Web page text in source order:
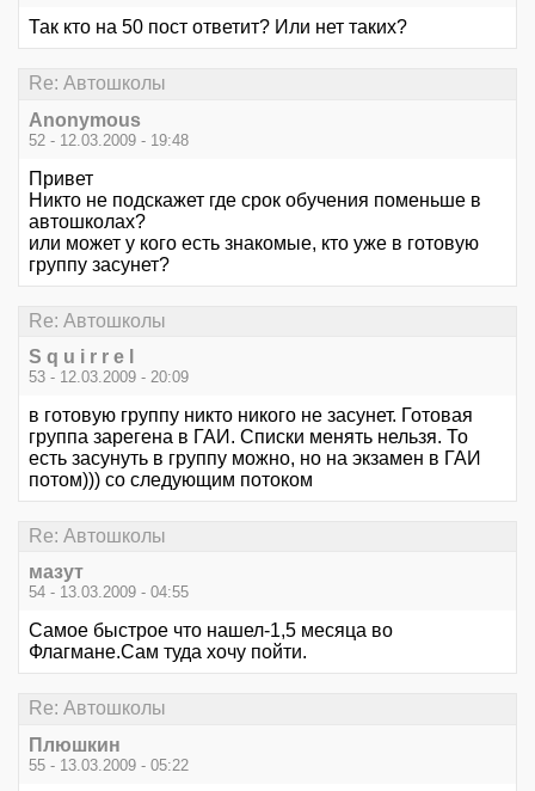
Так кто на 50 пост ответит? Или нет таких?
Re: Автошколы
Anonymous
52 - 12.03.2009 - 19:48
Привет
Никто не подскажет где срок обучения поменьше в
автошколах?
или может у кого есть знакомые, кто уже в готовую
группу засунет?
Re: Автошколы
S q u i r r e l
53 - 12.03.2009 - 20:09
в готовую группу никто никого не засунет. Готовая
группа зарегена в ГАИ. Списки менять нельзя. То
есть засунуть в группу можно, но на экзамен в ГАИ
потом))) со следующим потоком
Re: Автошколы
мазут
54 - 13.03.2009 - 04:55
Самое быстрое что нашел-1,5 месяца во
Флагмане.Сам туда хочу пойти.
Re: Автошколы
Плюшкин
55 - 13.03.2009 - 05:22